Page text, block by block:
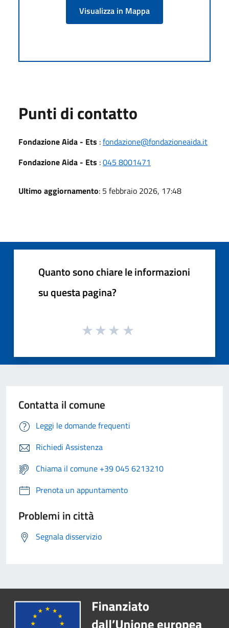
Visualizza in Mappa
Punti di contatto
Fondazione Aida - Ets :fondazione@fondazioneaida.it
Fondazione Aida - Ets :045 8001471
Ultimo aggiornamento: 5 febbraio 2026, 17:48
Quanto sono chiare le informazioni
su questa pagina?
Contatta il comune
Leggi le domande frequenti
Richiedi Assistenza
Chiama il comune +39 045 6213210
Prenota un appuntamento
Problemi in città
Segnala disservizio